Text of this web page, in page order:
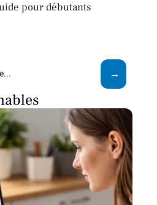
pour débutants